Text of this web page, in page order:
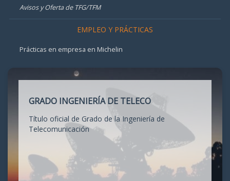
Avisos y Oferta de TFG/TFM
EMPLEO Y PRÁCTICAS
Prácticas en empresa en Michelin
GRADO INGENIERÍA DE TELECO
Título oficial de Grado de la Ingeniería de
Telecomunicación